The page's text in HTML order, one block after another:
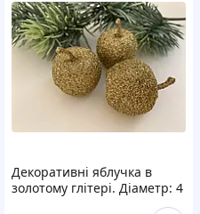
Декоративні яблучка в
золотому глітері. Діаметр: 4